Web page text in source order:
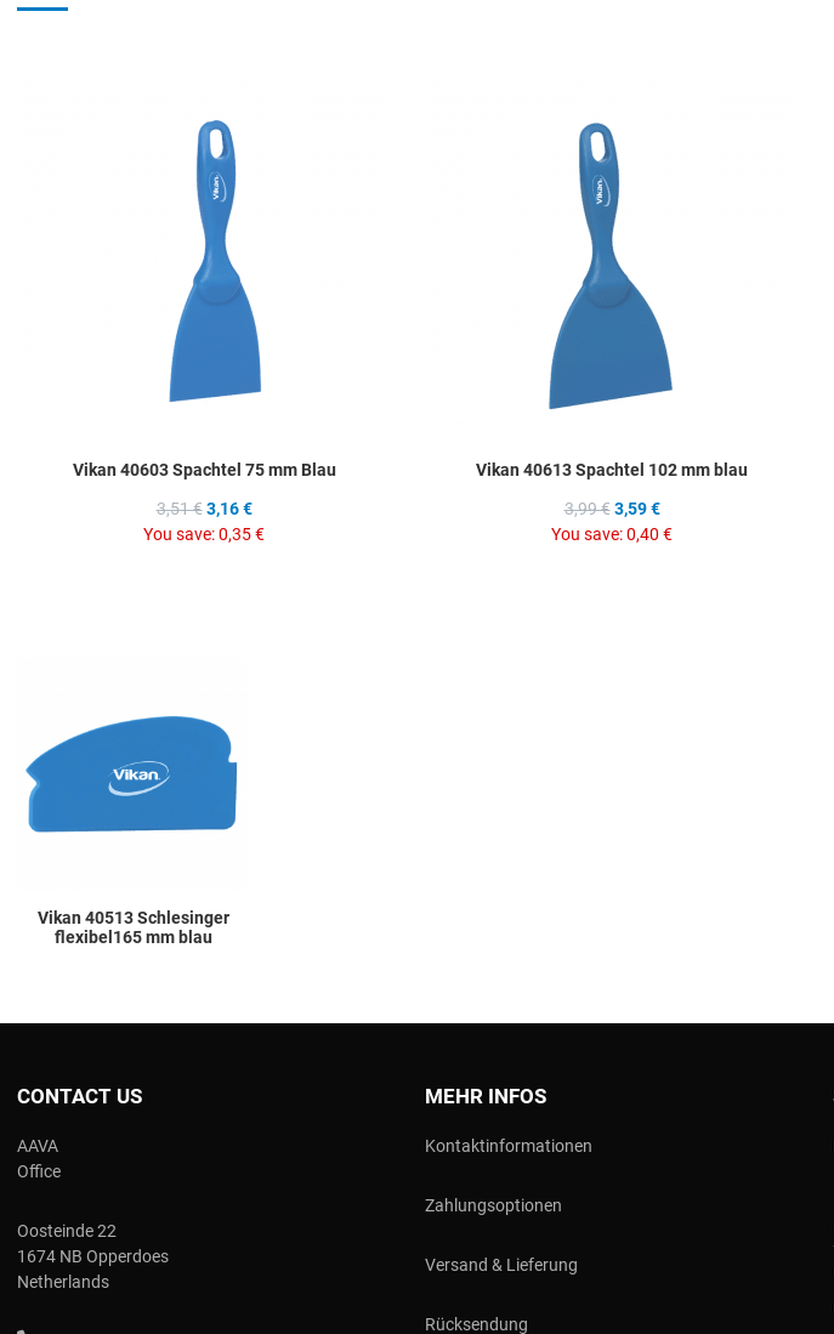
Vikan 40603 Spachtel 75 mm Blau
3,51 € 3,16 €
You save:0,35 €
Vikan 40613 Spachtel 102 mm blau
3,99 € 3,59 €
You save:0,40 €
Vikan 40513 Schlesinger
flexibel165 mm blau
CONTACT US
AAVA
Office
Oosteinde 22
1674 NB Opperdoes
Netherlands
MEHR INFOS
Kontaktinformationen
Zahlungsoptionen
Versand & Lieferung
Rücksendung